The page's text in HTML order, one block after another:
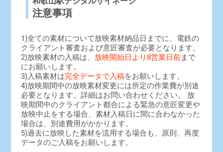
注意事項
1)全ての素材について放映素材納品日までに、電鉄の
クライアント審査および意匠審査が必要となります。
2)放映素材の入稿は、 放映開始日より8営業日前まで
にお願いします。
3)入稿素材は完全データで入稿をお願いします。
4)放映期間中の放映素材変更には所定の作業費が別途
必要となります。詳細はお問い合わせください。 放
映期間中のクライアント都合による緊急の意匠変更や
放映中止をする場合、素材入稿日に間に合わなかった
場合は、別途費用がかかります。
5)過去に放映した素材を流用する場合も、原則、再度
データのご入稿をお願いします。